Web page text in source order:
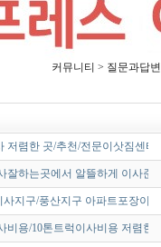
커뮤니티 > 질문과답변
저렴한 곳/추천/전문이삿짐센
잘하는곳에서 알뜰하게 이사준
지구/풍산지구 아파트포장이사
비용/10톤트럭이사비용 저렴